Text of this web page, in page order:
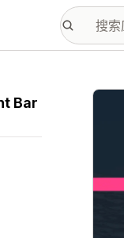
Bar 配图